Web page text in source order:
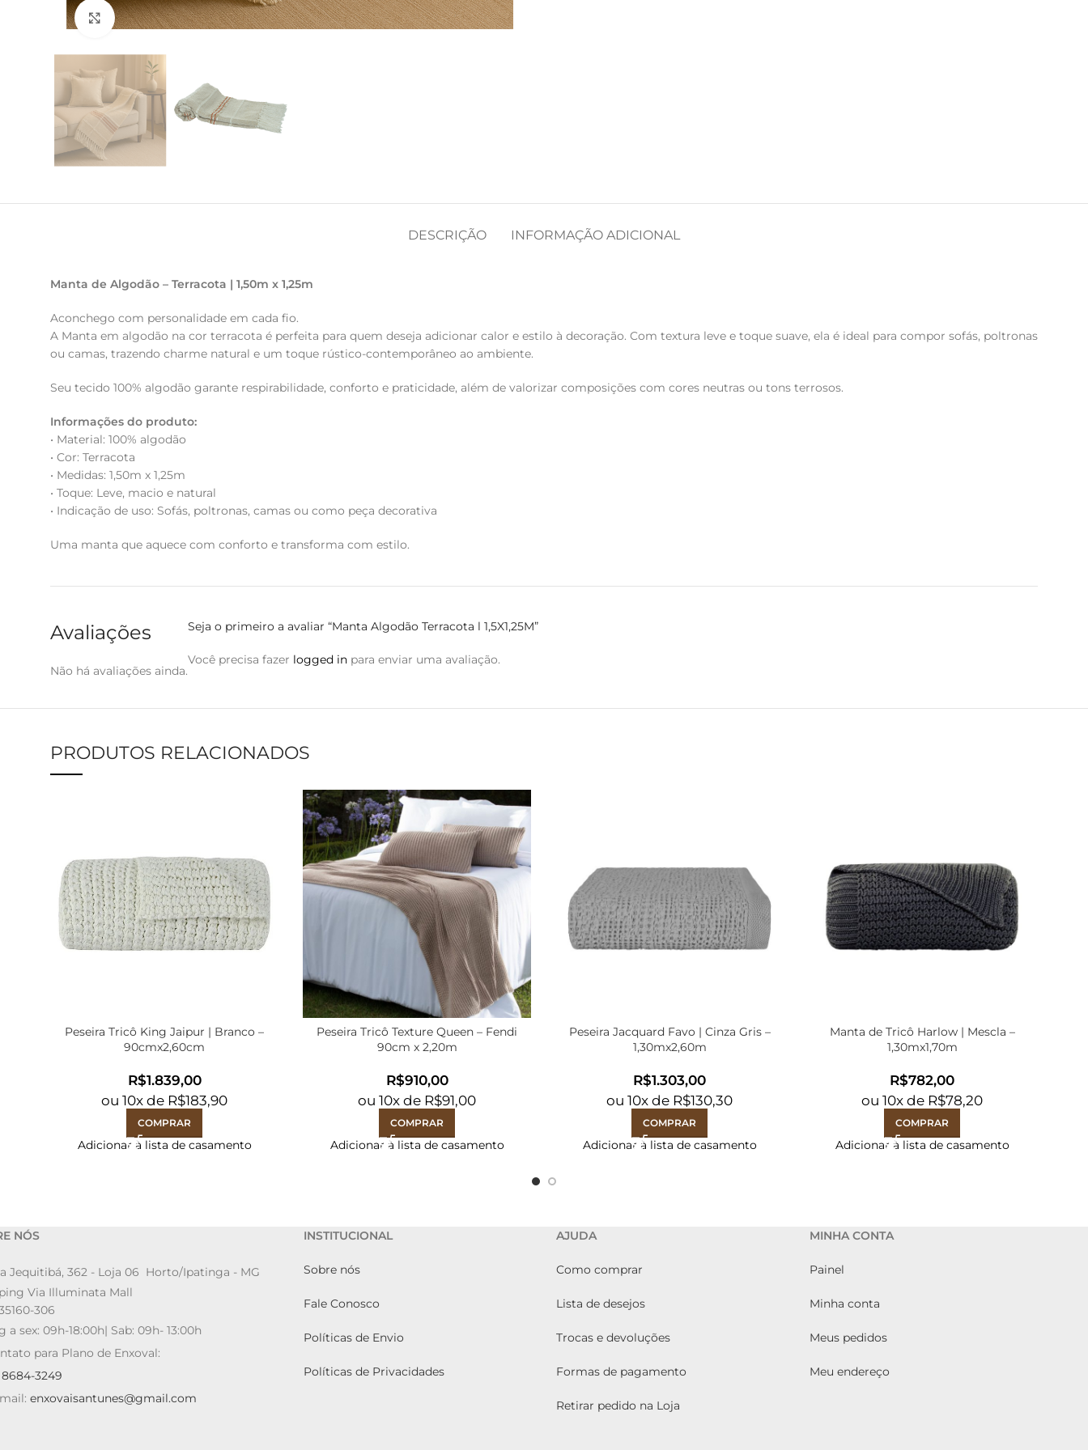
Clique para ampliar
DESCRIÇÃO INFORMAÇÃO ADICIONAL
Manta de Algodão – Terracota | 1,50m x 1,25m
Aconchego com personalidade em cada fio.
A Manta em algodão na cor terracota é perfeita para quem deseja adicionar calor e estilo à decoração. Com textura leve e toque suave, ela é ideal para compor sofás, poltronas
ou camas, trazendo charme natural e um toque rústico-contemporâneo ao ambiente.
Seu tecido 100% algodão garante respirabilidade, conforto e praticidade, além de valorizar composições com cores neutras ou tons terrosos.
Informações do produto:
• Material: 100% algodão
• Cor: Terracota
• Medidas: 1,50m x 1,25m
• Toque: Leve, macio e natural
• Indicação de uso: Sofás, poltronas, camas ou como peça decorativa
Uma manta que aquece com conforto e transforma com estilo.
Avaliações
Não há avaliações ainda.
Seja o primeiro a avaliar “Manta Algodão Terracota l 1,5X1,25M”
Você precisa fazer logged in para enviar uma avaliação.
PRODUTOS RELACIONADOS
Peseira Tricô King Jaipur | Branco –
90cmx2,60cm
R$
ou10x de R$183,90
COMPRAR
Adicionar à lista de casamento
Peseira Tricô Texture Queen – Fendi
90cm x 2,20m
R$
ou10x de R$91,00
COMPRAR
Adicionar à lista de casamento
Peseira Jacquard Favo | Cinza Gris –
1,30mx2,60m
R$
ou10x de R$130,30
COMPRAR
Adicionar à lista de casamento
Manta de Tricô Harlow | Mescla –
1,30mx1,70m
R$
ou10x de R$78,20
COMPRAR
Adicionar à lista de casamento
NÓS
Jequitibá, 362 - Loja 06 Horto/Ipatinga - MG
Via Illuminata Mall
306
a sex: 09h-18:00h| Sab: 09h- 13:00h
para Plano de Enxoval:
8684-3249
enxovaisantunes@gmail.com
INSTITUCIONAL
Sobre nós
Fale Conosco
Políticas de Envio
Políticas de Privacidades
AJUDA
Como comprar
Lista de desejos
Trocas e devoluções
Formas de pagamento
Retirar pedido na Loja
MINHA CONTA
Painel
Minha conta
Meus pedidos
Meu endereço